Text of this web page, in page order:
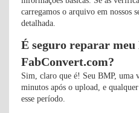
carregamos o arquivo em nossos
detalhada.
É seguro reparar meu
FabConvert.com?
Sim, claro que é! Seu BMP, uma
minutos após o upload, e
esse período.